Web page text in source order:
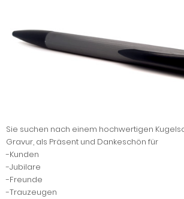
Sie suchen nach einem hochwertigen
Gravur, als Präsent und Dankeschön für
-Kunden
-Jubilare
-Freunde
-Trauzeugen